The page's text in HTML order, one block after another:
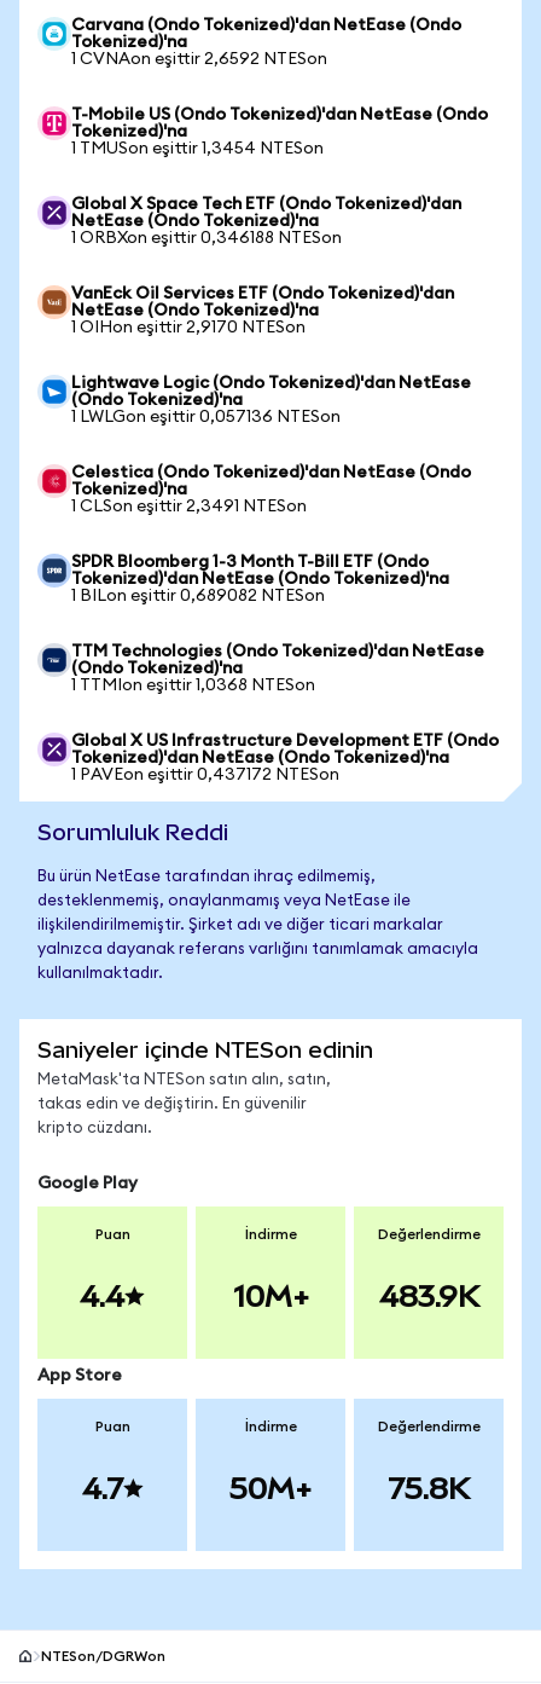
Carvana (Ondo Tokenized)'dan NetEase (Ondo
Tokenized)'na
1 CVNAon eşittir 2,6592 NTESon
T-Mobile US (Ondo Tokenized)'dan NetEase (Ondo
Tokenized)'na
1 TMUSon eşittir 1,3454 NTESon
Global X Space Tech ETF (Ondo Tokenized)'dan
NetEase (Ondo Tokenized)'na
1 ORBXon eşittir 0,346188 NTESon
VanEck Oil Services ETF (Ondo Tokenized)'dan
NetEase (Ondo Tokenized)'na
1 OIHon eşittir 2,9170 NTESon
Lightwave Logic (Ondo Tokenized)'dan NetEase
(Ondo Tokenized)'na
1 LWLGon eşittir 0,057136 NTESon
Celestica (Ondo Tokenized)'dan NetEase (Ondo
Tokenized)'na
1 CLSon eşittir 2,3491 NTESon
SPDR Bloomberg 1-3 Month T-Bill ETF (Ondo
Tokenized)'dan NetEase (Ondo Tokenized)'na
1 BILon eşittir 0,689082 NTESon
TTM Technologies (Ondo Tokenized)'dan NetEase
(Ondo Tokenized)'na
1 TTMIon eşittir 1,0368 NTESon
Global X US Infrastructure Development ETF (Ondo
Tokenized)'dan NetEase (Ondo Tokenized)'na
1 PAVEon eşittir 0,437172 NTESon
Sorumluluk Reddi
Bu ürün NetEase tarafından ihraç edilmemiş,
desteklenmemiş, onaylanmamış veya NetEase ile
ilişkilendirilmemiştir. Şirket adı ve diğer ticari markalar
yalnızca dayanak referans varlığını tanımlamak amacıyla
kullanılmaktadır.
Saniyeler içinde NTESon edinin
MetaMask'ta NTESon satın alın, satın,
takas edin ve değiştirin. En güvenilir
kripto cüzdanı.
Google Play
Puan
4.4
İndirme
10M+
Değerlendirme
483.9K
App Store
Puan
4.7
İndirme
50M+
Değerlendirme
75.8K
NTESon/DGRWon